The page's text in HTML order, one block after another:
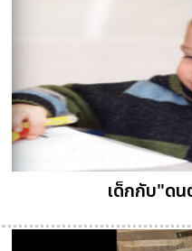
เด็กกับ"ด